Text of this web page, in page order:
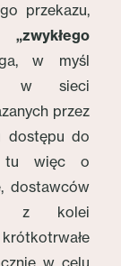
przekazu,
w myśl
w sieci
przez
dostępu do
tu więc o
dostawców
z kolei
w celu